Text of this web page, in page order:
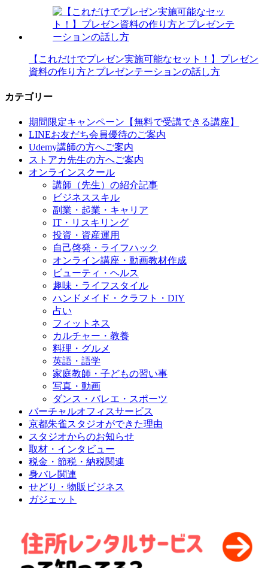
【これだけでプレゼン実施可能なセット！】プレゼン
資料の作り方とプレゼンテーションの話し方
カテゴリー
期間限定キャンペーン【無料で受講できる講座】
LINEお友だち会員優待のご案内
Udemy講師の方へご案内
ストアカ先生の方へご案内
オンラインスクール
講師（先生）の紹介記事
ビジネススキル
副業・起業・キャリア
IT・リスキリング
投資・資産運用
自己啓発・ライフハック
オンライン講座・動画教材作成
ビューティ・ヘルス
趣味・ライフスタイル
ハンドメイド・クラフト・DIY
占い
フィットネス
カルチャー・教養
料理・グルメ
英語・語学
家庭教師・子どもの習い事
写真・動画
ダンス・バレエ・スポーツ
バーチャルオフィスサービス
京都朱雀スタジオができた理由
スタジオからのお知らせ
取材・インタビュー
税金・節税・納税関連
身バレ関連
せどり・物販ビジネス
ガジェット